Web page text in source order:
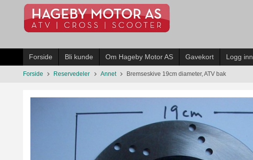
innholdet
Forside Bli kunde Om Hageby Motor AS Gavekort Logg inn
Forside Reservedeler Annet Bremseskive 19cm diameter, ATV bak